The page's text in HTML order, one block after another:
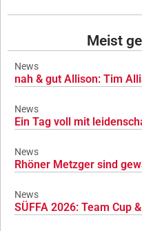
Meist
News
nah & gut Allison: Tim
News
Ein Tag voll mit
News
Rhöner Metzger sind
News
SÜFFA 2026: Team Cup